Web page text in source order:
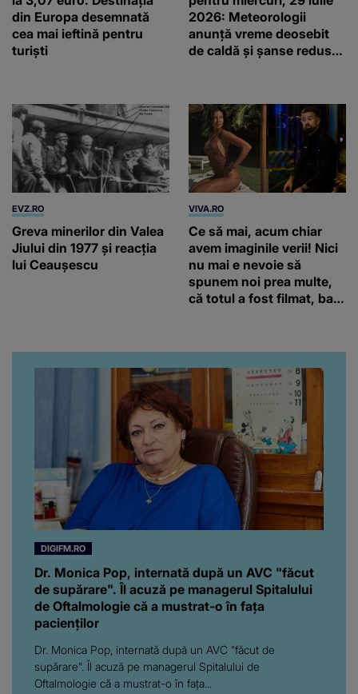
din Europa desemnată
cea mai ieftină pentru
turiști
2026: Meteorologii
anunță vreme deosebit
de caldă și șanse reduse
EVZ.RO
Greva minerilor din Valea
Jiului din 1977 și reacția
lui Ceaușescu
VIVA.RO
Ce să mai, acum chiar
avem imaginile verii! Nici
nu mai e nevoie să
spunem noi prea multe,
că totul a fost filmat, ba
da, frumoasa iubită a lui
Florin Ristei e...
DIGIFM.RO
Dr. Monica Pop, internată după un AVC "făcut
de supărare". Îl acuză pe managerul Spitalului
de Oftalmologie că a mustrat-o în fața
pacienților
Dr. Monica Pop, internată după un AVC "făcut de
supărare". Îl acuză pe managerul Spitalului de
Oftalmologie că a mustrat-o în fața...